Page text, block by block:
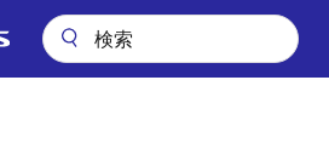
Main
向け液晶デジタルTV用SoCの発売について